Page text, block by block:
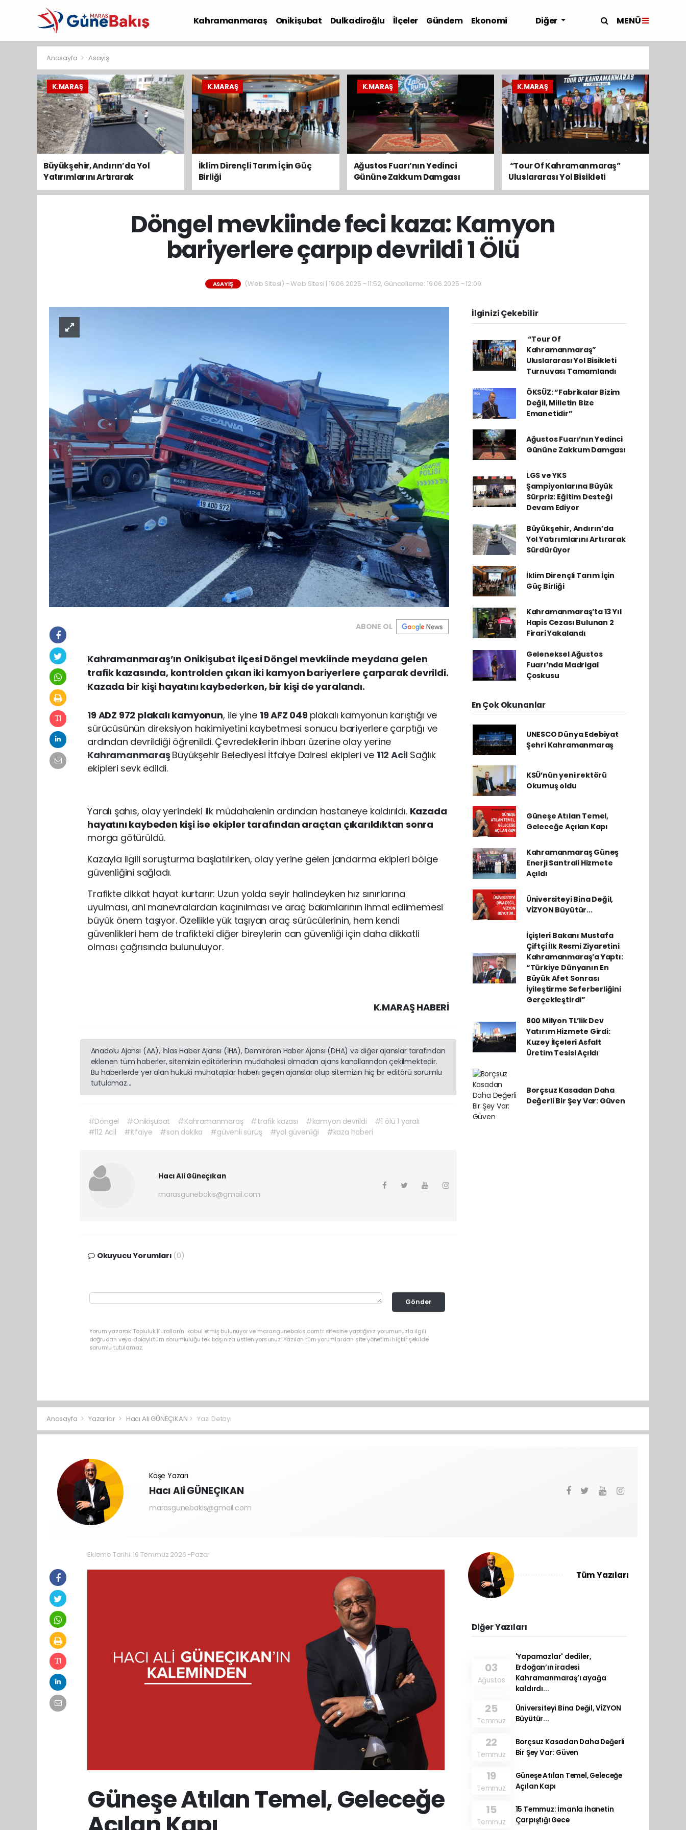
Kahramanmaraş Onikişubat Dulkadiroğlu İlçeler Gündem
Ekonomi
Diğer MENÜ
Anasayfa Asayiş
K.MARAŞ
Büyükşehir, Andırın’da Yol
Yatırımlarını Artırarak
Sürdürüyor
K.MARAŞ
İklim Dirençli Tarım İçin Güç
Birliği
K.MARAŞ
Ağustos Fuarı’nın Yedinci
Gününe Zakkum Damgası
K.MARAŞ
​ “Tour Of Kahramanmaraş”
Uluslararası Yol Bisikleti
Turnuvası Tamamlandı
Döngel mevkiinde feci kaza: Kamyon
bariyerlere çarpıp devrildi 1 Ölü
ASAYIŞ (Web Sitesi) - Web Sitesi | 19.06.2025 - 11:52, Güncelleme: 19.06.2025 - 12:09
ABONE OL
Kahramanmaraş’ın Onikişubat ilçesi Döngel mevkiinde meydana gelen
trafik kazasında, kontrolden çıkan iki kamyon bariyerlere çarparak devrildi.
Kazada bir kişi hayatını kaybederken, bir kişi de yaralandı.
19 ADZ 972 plakalı kamyonun, ile yine 19 AFZ 049 plakalı kamyonun karıştığı ve
sürücüsünün direksiyon hakimiyetini kaybetmesi sonucu bariyerlere çarptığı ve
ardından devrildiği öğrenildi. Çevredekilerin ihbarı üzerine olay yerine
KahramanmaraşBüyükşehir Belediyesi İtfaiye Dairesi ekipleri ve 112 Acil Sağlık
ekipleri sevk edildi.
Yaralı şahıs, olay yerindeki ilk müdahalenin ardından hastaneye kaldırıldı. Kazada
hayatını kaybeden kişi ise ekipler tarafından araçtan çıkarıldıktan sonra
morga götürüldü.
Kazayla ilgili soruşturma başlatılırken, olay yerine gelen jandarma ekipleri bölge
güvenliğini sağladı.
Trafikte dikkat hayat kurtarır: Uzun yolda seyir halindeyken hız sınırlarına
uyulması, ani manevralardan kaçınılması ve araç bakımlarının ihmal edilmemesi
büyük önem taşıyor. Özellikle yük taşıyan araç sürücülerinin, hem kendi
güvenlikleri hem de trafikteki diğer bireylerin can güvenliği için daha dikkatli
olması çağrısında bulunuluyor.
K.MARAŞ HABERİ
Anadolu Ajansı (AA), İhlas Haber Ajansı (İHA), Demirören Haber Ajansı (DHA) ve diğer ajanslar tarafından
eklenen tüm haberler, sitemizin editörlerinin müdahalesi olmadan ajans kanallarından çekilmektedir.
Bu haberlerde yer alan hukuki muhataplar haberi geçen ajanslar olup sitemizin hiç bir editörü sorumlu
tutulamaz...
#Döngel #Onikişubat #Kahramanmaraş #trafik kazası #kamyon devrildi
#1 ölü 1 yaralı
#112 Acil
#itfaiye #son dakika #güvenli sürüş #yol güvenliği #kaza haberi
Hacı Ali Güneçıkan
marasgunebakis@gmail.com
Okuyucu Yorumları (0)
Gönder
Yorum yazarak Topluluk Kuralları’nı kabul etmiş bulunuyor ve marasgunebakis.com.tr sitesine yaptığınız yorumunuzla ilgili
doğrudan veya dolaylı tüm sorumluluğu tek başınıza üstleniyorsunuz. Yazılan tüm yorumlardan site yönetimi hiçbir şekilde
sorumlu tutulamaz.
İlginizi Çekebilir
​ “Tour Of
Kahramanmaraş”
Uluslararası Yol Bisikleti
Turnuvası Tamamlandı
ÖKSÜZ: “Fabrikalar Bizim
Değil, Milletin Bize
Emanetidir”
Ağustos Fuarı’nın Yedinci
Gününe Zakkum Damgası
LGS ve YKS
Şampiyonlarına Büyük
Sürpriz: Eğitim Desteği
Devam Ediyor
Büyükşehir, Andırın’da
Yol Yatırımlarını Artırarak
Sürdürüyor
İklim Dirençli Tarım İçin
Güç Birliği
Kahramanmaraş’ta 13 Yıl
Hapis Cezası Bulunan 2
Firari Yakalandı
Geleneksel Ağustos
Fuarı’nda Madrigal
Çoskusu
En Çok Okunanlar
UNESCO Dünya Edebiyat
Şehri Kahramanmaraş
KSÜ’nün yeni rektörü
Okumuş oldu
Güneşe Atılan Temel,
Geleceğe Açılan Kapı
Kahramanmaraş Güneş
Enerji Santrali Hizmete
Açıldı
Üniversiteyi Bina Değil,
VİZYON Büyütür...
İçişleri Bakanı Mustafa
Çiftçi İlk Resmi Ziyaretini
Kahramanmaraş’a Yaptı:
“Türkiye Dünyanın En
Büyük Afet Sonrası
İyileştirme Seferberliğini
Gerçekleştirdi”
800 Milyon TL’lik Dev
Yatırım Hizmete Girdi:
Kuzey İlçeleri Asfalt
Üretim Tesisi Açıldı
Borçsuz Kasadan Daha
Değerli Bir Şey Var: Güven
Anasayfa Yazarlar Hacı Ali GÜNEÇIKAN Yazı Detayı
Köşe Yazarı
Hacı Ali GÜNEÇIKAN
marasgunebakis@gmail.com
Ekleme Tarihi: 19 Temmuz 2026 -Pazar
Güneşe Atılan Temel, Geleceğe
Tüm Yazıları
Diğer Yazıları
03
Ağustos
'Yapamazlar' dediler,
Erdoğan’ın iradesi
Kahramanmaraş’ı ayağa
kaldırdı...
25
Temmuz
Üniversiteyi Bina Değil, VİZYON
Büyütür...
22
Temmuz
Borçsuz Kasadan Daha Değerli
Bir Şey Var: Güven
19
Temmuz
Güneşe Atılan Temel, Geleceğe
Açılan Kapı
15
Temmuz
15 Temmuz: İmanla İhanetin
Çarpıştığı Gece